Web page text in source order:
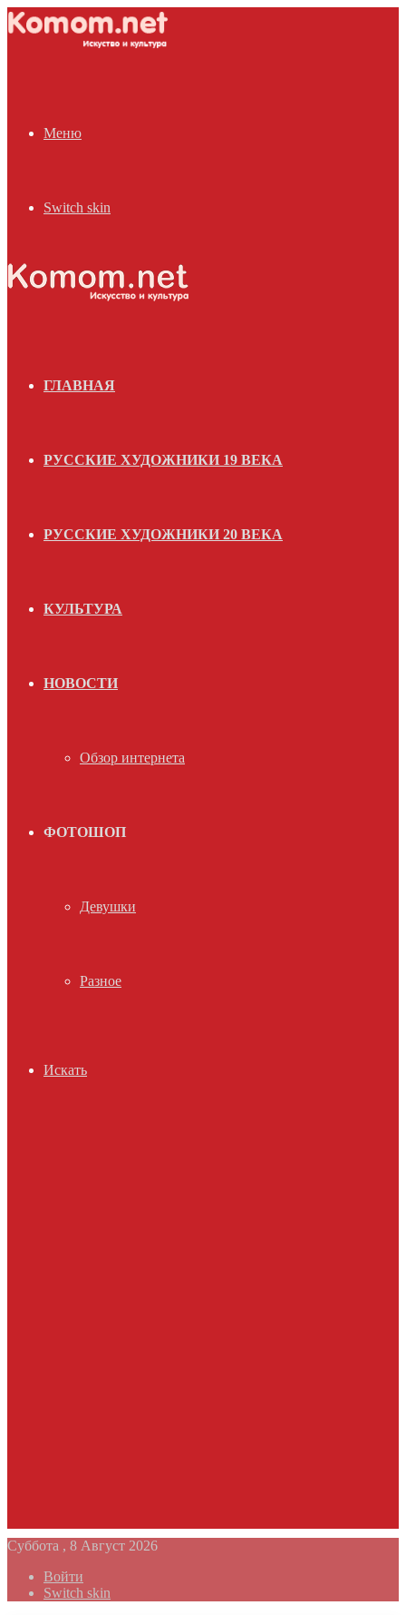
Меню
Switch skin
ГЛАВНАЯ
РУССКИЕ ХУДОЖНИКИ 19 ВЕКА
РУССКИЕ ХУДОЖНИКИ 20 ВЕКА
КУЛЬТУРА
НОВОСТИ
Обзор интернета
ФОТОШОП
Девушки
Разное
Искать
Суббота , 8 Август 2026
Войти
Switch skin